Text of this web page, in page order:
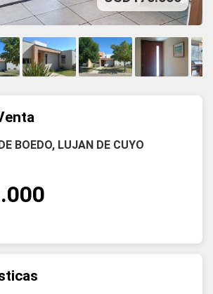
BOEDO, LUJAN DE CUYO